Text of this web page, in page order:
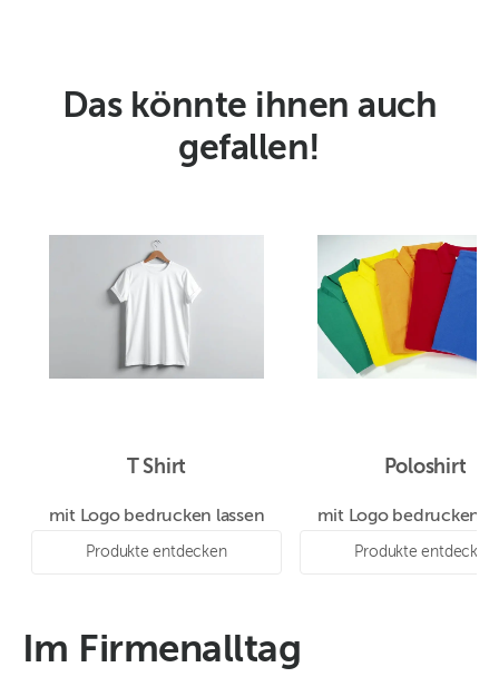
Das könnte ihnen auch
gefallen!
T Shirt
mit Logo bedrucken lassen
Produkte entdecken
Poloshirt
mit Logo bedrucken
Produkte entdecken
Im Firmenalltag